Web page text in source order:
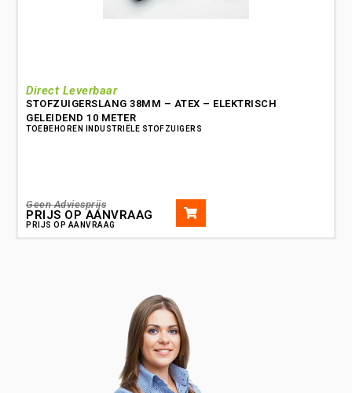
Direct Leverbaar
STOFZUIGERSLANG 38MM – ATEX – ELEKTRISCH
GELEIDEND 10 METER
TOEBEHOREN INDUSTRIËLE STOFZUIGERS
Geen Adviesprijs
PRIJS OP AANVRAAG
PRIJS OP AANVRAAG